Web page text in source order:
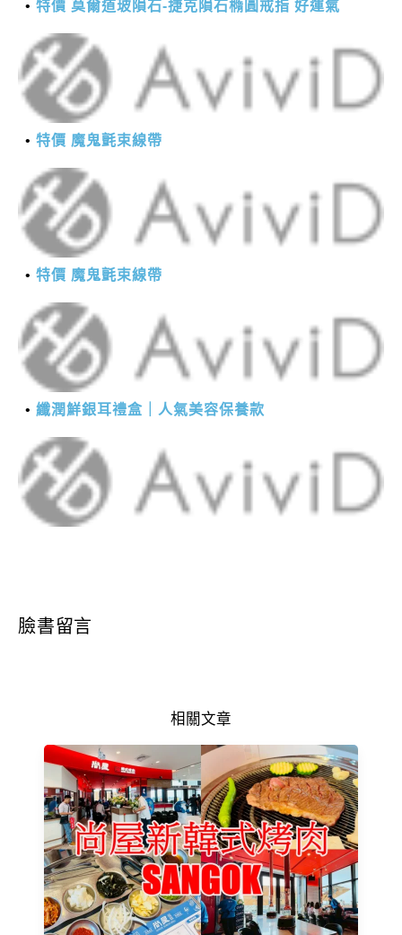
特價 莫爾道玻隕石-捷克隕石橢圓戒指 好運氣
特價 魔鬼氈束線帶
特價 魔鬼氈束線帶
纖潤鮮銀耳禮盒｜人氣美容保養款
臉書留言
相關文章